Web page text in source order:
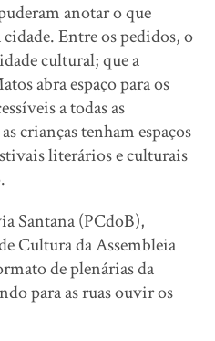
anotar o que
Entre os pedidos, o
cultural; que a
abra espaço para os
a todas as
crianças tenham espaços
literários e culturais
Santana (PCdoB),
Cultura da Assembleia
de plenárias da
para as ruas ouvir os